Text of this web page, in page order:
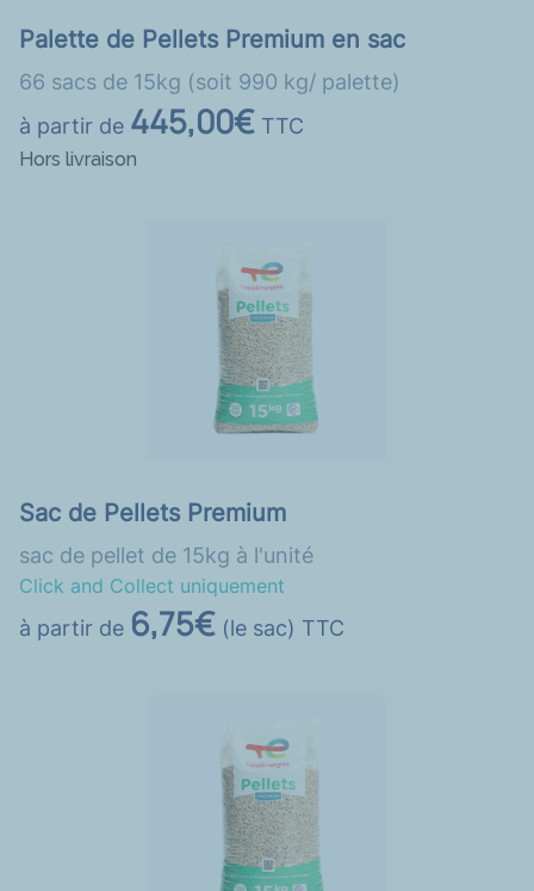
Palette de Pellets Premium en sac
66 sacs de 15kg (soit 990 kg/ palette)
à partir de 445,00€ TTC
Hors livraison
Sac de Pellets Premium
sac de pellet de 15kg à l'unité
Click and Collect uniquement
à partir de 6,75€ (le sac) TTC